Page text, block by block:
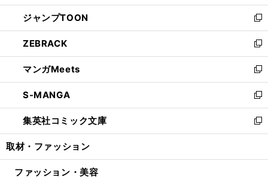
開
く
ウ
で
開
く
ン
ド
ウ
で
開
く
ウ
ィ
ン
ド
ウ
で
開
く
し
い
ウ
ィ
ン
ド
ウ
で
開
く
ジャンプTOON
新
し
い
ウ
ィ
ン
ド
ウ
で
開
ZEBRACK
新
し
い
ウ
ィ
ン
ド
ウ
開
マンガMeets
新
し
い
ウ
ィ
ン
ウ
S-MANGA
新
し
い
ウ
ン
集英社コミック文庫
新
し
ウ
取材・ファッション
ファッション・美容